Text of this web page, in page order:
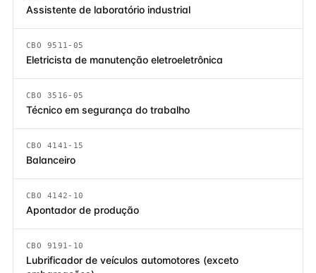
Assistente de laboratório industrial
CBO 9511-05
Eletricista de manutenção eletroeletrônica
CBO 3516-05
Técnico em segurança do trabalho
CBO 4141-15
Balanceiro
CBO 4142-10
Apontador de produção
CBO 9191-10
Lubrificador de veículos automotores (exceto